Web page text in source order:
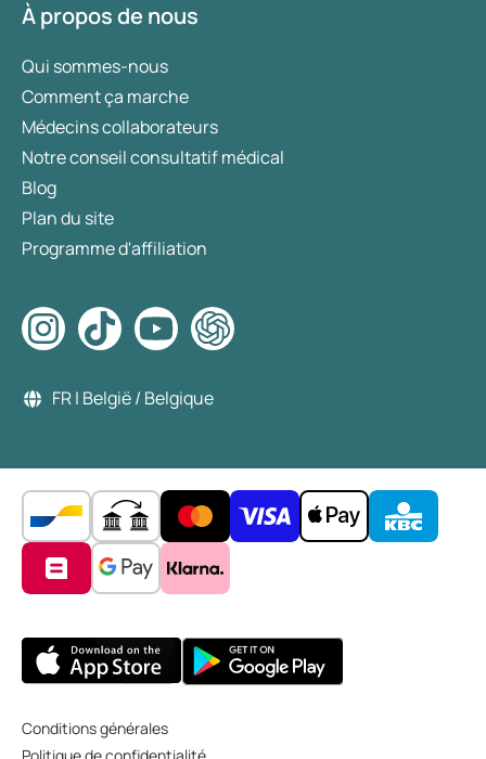
À propos de nous
Qui sommes-nous
Comment ça marche
Médecins collaborateurs
Notre conseil consultatif médical
Blog
Plan du site
Programme d'affiliation
FR | België / Belgique
Conditions générales